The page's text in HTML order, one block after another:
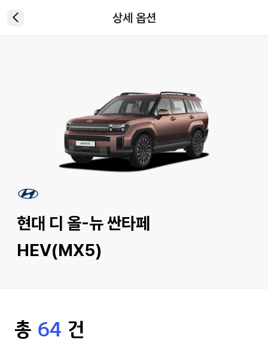
상세 옵션
현대 디 올-뉴 싼타페
HEV(MX5)
총 64 건